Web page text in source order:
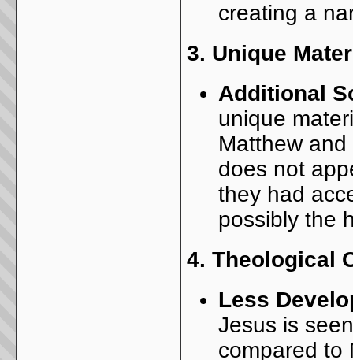
creating a
3. Unique
Additional
unique
Matthew
does not
they had
possibly the
4. Theological
Less
Jesus is
compared to